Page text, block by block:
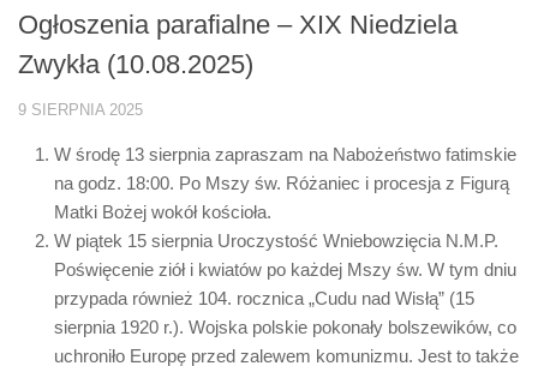
Ogłoszenia parafialne – XIX Niedziela
Zwykła (10.08.2025)
9 SIERPNIA 2025
W środę 13 sierpnia zapraszam na Nabożeństwo fatimskie
na godz. 18:00. Po Mszy św. Różaniec i procesja z Figurą
Matki Bożej wokół kościoła.
W piątek 15 sierpnia Uroczystość Wniebowzięcia N.M.P.
Poświęcenie ziół i kwiatów po każdej Mszy św. W tym dniu
przypada również 104. rocznica „Cudu nad Wisłą” (15
sierpnia 1920 r.). Wojska polskie pokonały bolszewików, co
uchroniło Europę przed zalewem komunizmu. Jest to także